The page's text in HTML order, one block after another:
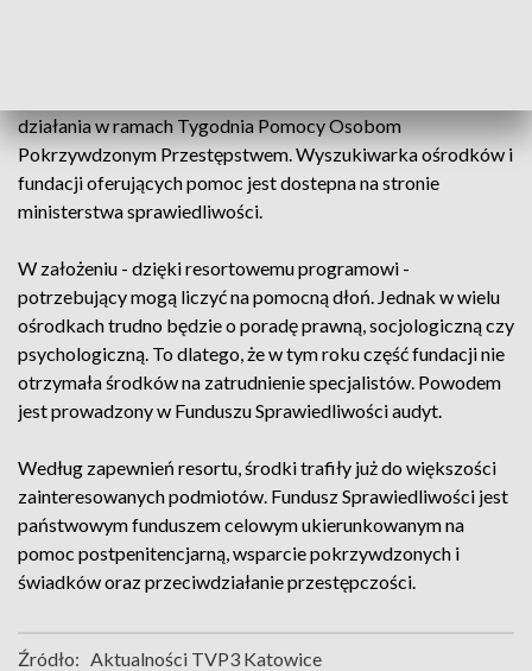
działania w ramach Tygodnia Pomocy Osobom
Pokrzywdzonym Przestępstwem. Wyszukiwarka ośrodków i
fundacji oferujących pomoc jest dostepna na stronie
ministerstwa sprawiedliwości.
W założeniu - dzięki resortowemu programowi -
potrzebujący mogą liczyć na pomocną dłoń. Jednak w wielu
ośrodkach trudno będzie o poradę prawną, socjologiczną czy
psychologiczną. To dlatego, że w tym roku część fundacji nie
otrzymała środków na zatrudnienie specjalistów. Powodem
jest prowadzony w Funduszu Sprawiedliwości audyt.
Według zapewnień resortu, środki trafiły już do większości
zainteresowanych podmiotów. Fundusz Sprawiedliwości jest
państwowym funduszem celowym ukierunkowanym na
pomoc postpenitencjarną, wsparcie pokrzywdzonych i
świadków oraz przeciwdziałanie przestępczości.
Źródło: Aktualności TVP3 Katowice